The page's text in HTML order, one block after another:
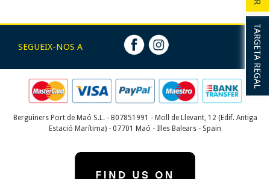
TARGETA REGAL
SEGUEIX-NOS A
Berguiners Port de Maó S.L. - B07851991 - Moll de Llevant, 12 (Edif. Antiga
Estació Marítima) - 07701 Maó - Illes Balears - Spain